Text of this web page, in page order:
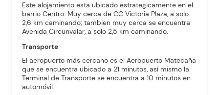
Este alojamiento esta ubicado estrategicamente en el
barrio Centro. Muy cerca de CC Victoria Plaza, a solo
2,6 km caminando; tambien muy cerca se encuentra
Avenida Circunvalar, a solo 2,5 km caminando.
Transporte
El aeropuerto más cercano es el Aeropuerto Matecaña
que se encuentra ubicado a 21 minutos, así mismo la
Terminal de Transporte se encuentra a 10 minutos en
automóvil.